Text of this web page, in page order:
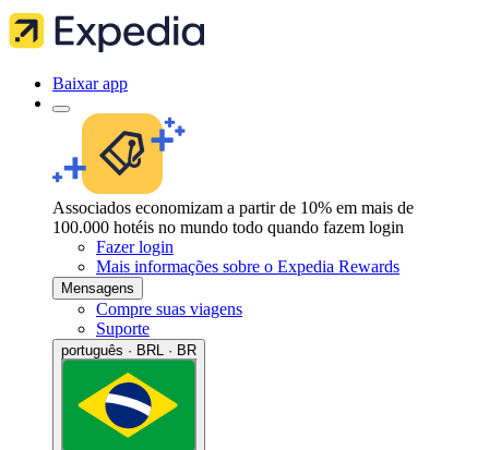
Baixar app
Associados economizam a partir de 10% em mais de
100.000 hotéis no mundo todo quando fazem login
Fazer login
Mais informações sobre o Expedia Rewards
Mensagens
Compre suas viagens
Suporte
português · BRL · BR